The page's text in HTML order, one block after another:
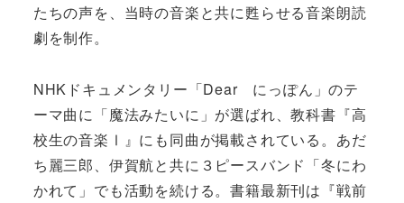
たちの声を、当時の音楽と共に甦らせる音楽朗読
劇を制作。
NHKドキュメンタリー「Dear にっぽん」のテ
ーマ曲に「魔法みたいに」が選ばれ、教科書『高
校生の音楽Ⅰ』にも同曲が掲載されている。あだ
ち麗三郎、伊賀航と共に３ピースバンド「冬にわ
かれて」でも活動を続ける。書籍最新刊は『戦前